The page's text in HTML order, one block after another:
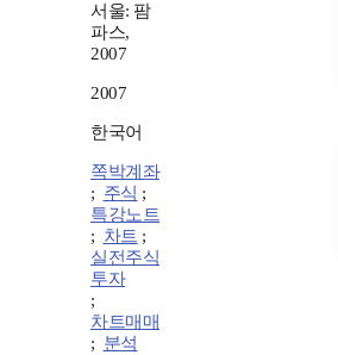
서울: 팜
파스,
2007
2007
한국어
쪽박계좌
; 주식 ;
특강노트
; 차트 ;
실전주식
투자
;
차트매매
; 분석